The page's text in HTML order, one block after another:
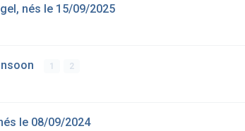
nés le 15/09/2025
1 2
le 08/09/2024